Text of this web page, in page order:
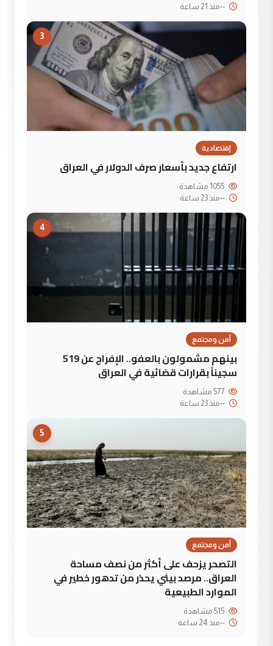
--منذ 21 ساعة
3
إقتصادية
ارتفاع جديد بأسعار صرف الدولار في العراق
--منذ 23 ساعة
4
أمن ومجتمع
بينهم مشمولون بالعفو.. الإفراج عن 519
سجيناً بقرارات قضائية في العراق
--منذ 23 ساعة
5
أمن ومجتمع
التصحر يزحف على أكثر من نصف مساحة
العراق.. مرصد بيئي يحذر من تدهور خطير في
الموارد الطبيعية
--منذ 24 ساعة